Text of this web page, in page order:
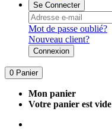
Se Connecter
Mot de passe oublié?
Nouveau client?
Connexion
0 Panier
Mon panier
Votre panier est vide